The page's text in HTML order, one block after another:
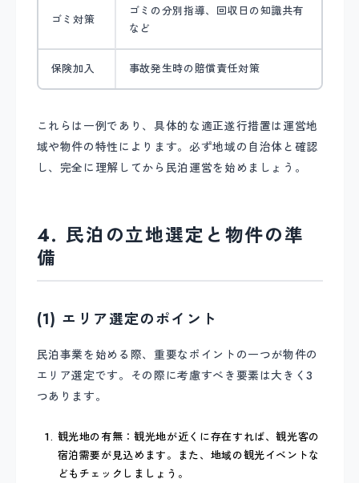
ゴミ対策
ゴミの分別指導、回収日の知識共有
など
保険加入 事故発生時の賠償責任対策
これらは一例であり、具体的な適正遂行措置は運営地
域や物件の特性によります。必ず地域の自治体と確認
し、完全に理解してから民泊運営を始めましょう。
4. 民泊の立地選定と物件の準
備
(1) エリア選定のポイント
民泊事業を始める際、重要なポイントの一つが物件の
エリア選定です。その際に考慮すべき要素は大きく3
つあります。
観光地の有無：観光地が近くに存在すれば、観光客の
宿泊需要が見込めます。また、地域の観光イベントな
どもチェックしましょう。